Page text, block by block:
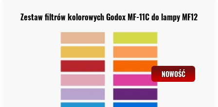
Zestaw filtrów kolorowych Godox MF-11C do lampy MF12
NOWOŚĆ